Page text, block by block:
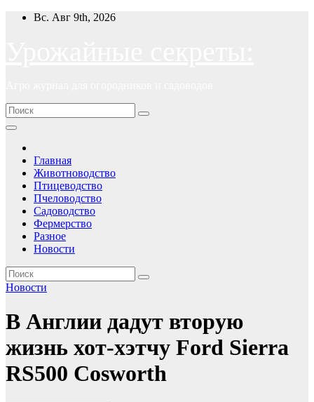
ПерейтиВс. Авг 9th, 2026
Главная
Животноводство
Птицеводство
Пчеловодство
Садоводство
Фермерство
Разное
Новости
Новости
В Англии дадут вторую
жизнь хот-хэтчу Ford Sierra
RS500 Cosworth